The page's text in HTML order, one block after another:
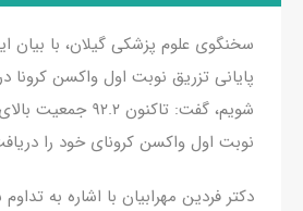
سخنگوی علوم پزشکی گیلان، با بیان
پایانی تزریق نوبت اول واکسن کرونا
نوبت اول واکسن کرونای خود را
دکتر فردین مهرابیان با اشاره به